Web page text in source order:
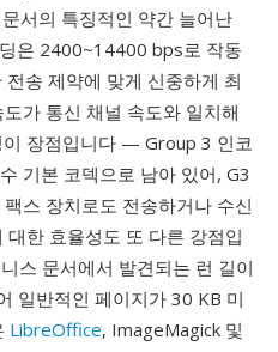
서의 특징적인 약간 늘어난
은 2400~14400 bps로 작동
송 제약에 맞게 신중하게 최
가 통신 채널 속도와 일치해
이 장점입니다 — Group 3 인코
기본 코덱으로 남아 있어, G3
스 장치로도 전송하거나 수신
한 효율성도 또 다른 강점입
스 문서에서 발견되는 런 길이
일반적인 페이지가 30 KB 미
LibreOffice, ImageMagick 및